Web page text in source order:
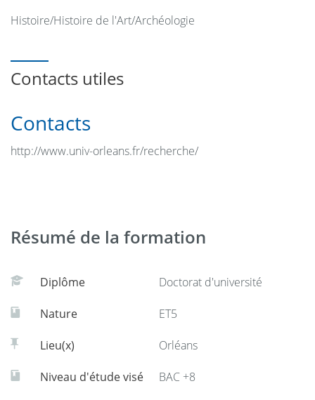
Histoire/Histoire de l'Art/Archéologie
Contacts utiles
Contacts
http://www.univ-orleans.fr/recherche/
Résumé de la formation
Diplôme Doctorat d'université
Nature ET5
Lieu(x) Orléans
Niveau d'étude visé BAC +8